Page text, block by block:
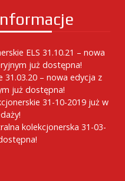
ELS 31.10.21 – nowa
już dostępna!
31.03.20 – nowa edycja z
już dostępna!
31-10-2019 już w
kolekcjonerska 31-03-